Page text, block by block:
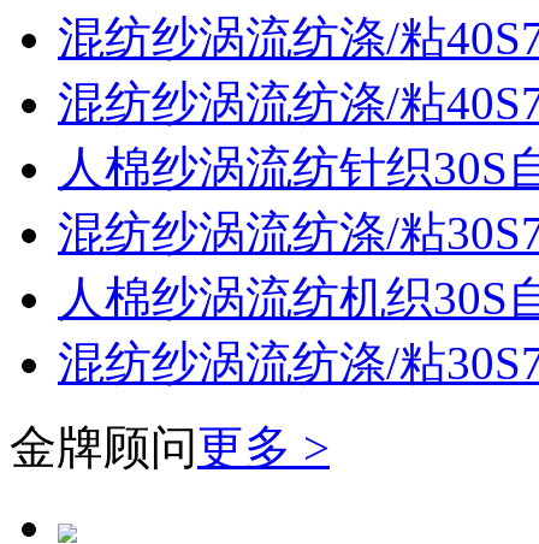
混纺纱涡流纺涤/粘
混纺纱涡流纺涤/粘
人棉纱涡流纺针织30S
混纺纱涡流纺涤/粘
人棉纱涡流纺机织30S
混纺纱涡流纺涤/粘
金牌顾问更多 >